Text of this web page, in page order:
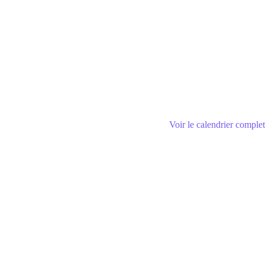
Voir le calendrier complet